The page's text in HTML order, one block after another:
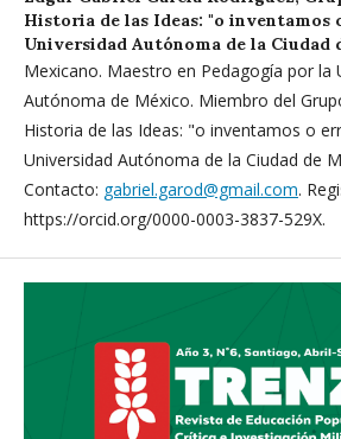
Historia de las Ideas: "o inventamos
Universidad Autónoma de la Ciudad
Mexicano. Maestro en Pedagogía por la
Autónoma de México. Miembro del
Historia de las Ideas: "o inventamos o
Universidad Autónoma de la Ciudad de
Contacto: gabriel.garod@gmail.com.
https://orcid.org/0000-0003-3837-529X.